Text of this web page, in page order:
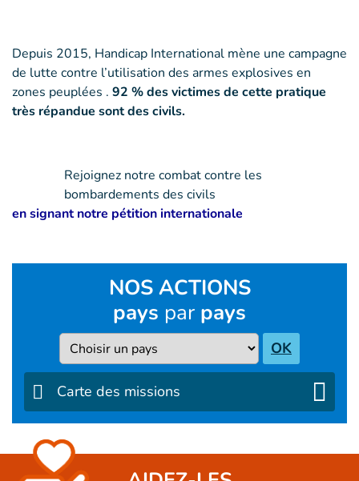
Depuis 2015, Handicap International mène une campagne
de lutte contre l’utilisation des armes explosives en
zones peuplées . 92 % des victimes de cette pratique
très répandue sont des civils.
Rejoignez notre combat contre les
bombardements des civils
en signant notre pétition internationale
NOS ACTIONS
pays par pays
Pays OK
Carte des missions